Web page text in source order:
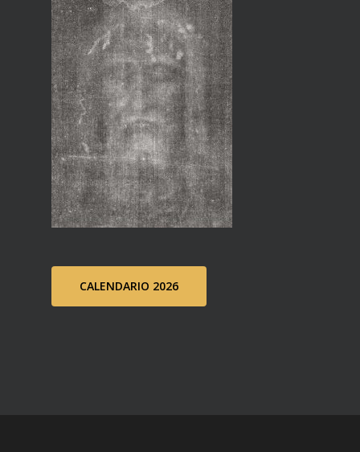
CALENDARIO 2026